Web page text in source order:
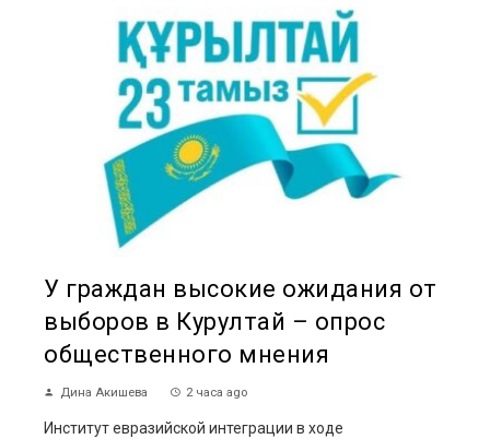
У граждан высокие ожидания от
выборов в Курултай – опрос
общественного мнения
Дина Акишева 2 часа ago
Институт евразийской интеграции в ходе